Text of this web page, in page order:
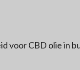
voor CBD olie in